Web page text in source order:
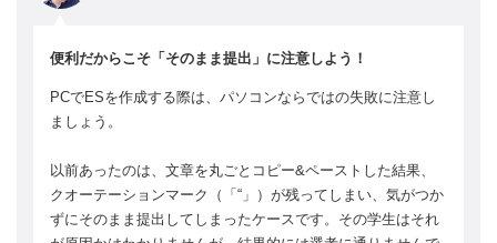
便利だからこそ「そのまま提出」に注意しよう！
PCでESを作成する際は、パソコンならではの失敗に注意し
ましょう。
以前あったのは、文章を丸ごとコピー&ペーストした結果、
クオーテーションマーク（「“」）が残ってしまい、気がつか
ずにそのまま提出してしまったケースです。その学生はそれ